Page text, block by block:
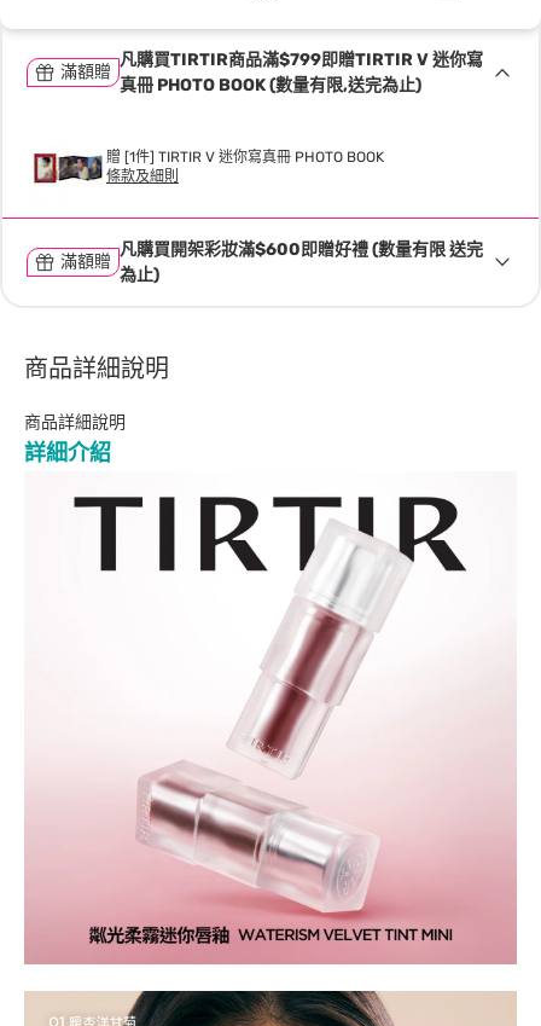
滿額贈
凡購買TIRTIR商品滿$799即贈TIRTIR V 迷你寫
真冊 PHOTO BOOK (數量有限,送完為止)
贈 [1件] TIRTIR V 迷你寫真冊 PHOTO BOOK
條款及細則
滿額贈
凡購買開架彩妝滿$600即贈好禮 (數量有限 送完
為止)
商品詳細說明
商品詳細說明
詳細介紹